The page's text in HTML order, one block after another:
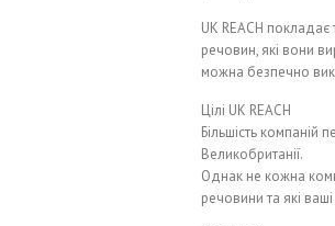
UK REACH покладає
речовин, які вони
можна безпечно
Цілі UK REACH
Більшість компаній
Великобританії.
Однак не кожна
речовини та які